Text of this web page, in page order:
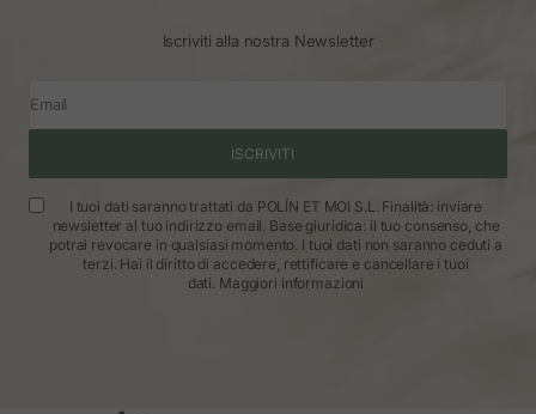
Iscriviti alla nostra Newsletter
Email
ISCRIVITI
I tuoi dati saranno trattati da POLÍN ET MOI S.L. Finalità: inviare
newsletter al tuo indirizzo email. Base giuridica: il tuo consenso, che
potrai revocare in qualsiasi momento. I tuoi dati non saranno ceduti a
terzi. Hai il diritto di accedere, rettificare e cancellare i tuoi
dati. Maggiori informazioni